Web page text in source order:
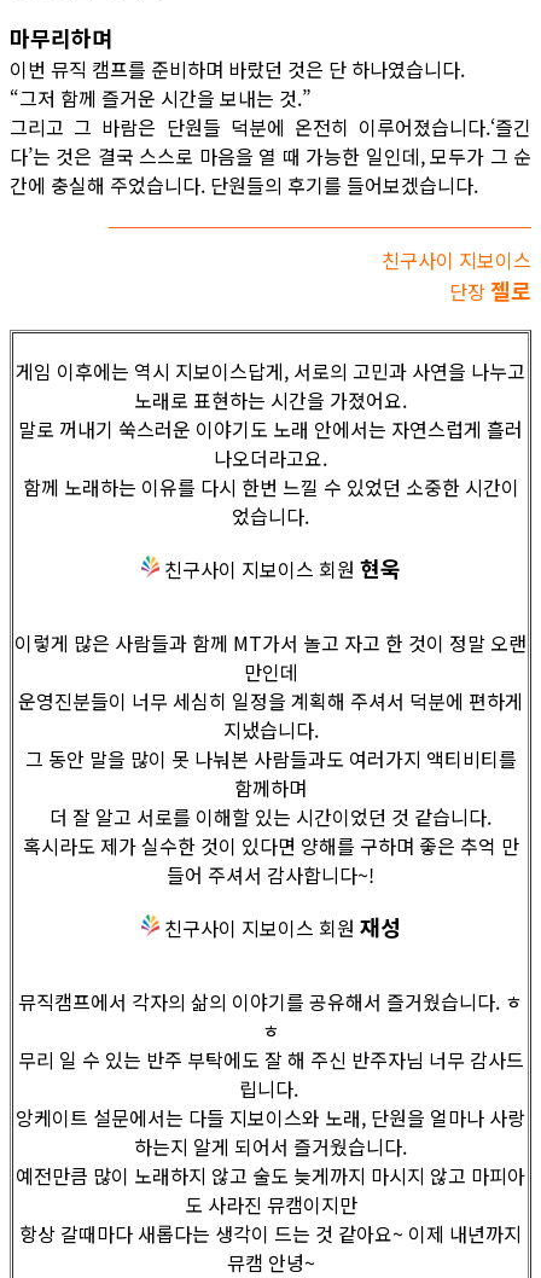
마무리하며
이번 뮤직 캠프를 준비하며 바랐던 것은 단 하나였습니다.
“그저 함께 즐거운 시간을 보내는 것.”
그리고 그 바람은 단원들 덕분에 온전히 이루어졌습니다.‘즐긴
다’는 것은 결국 스스로 마음을 열 때 가능한 일인데, 모두가 그 순
간에 충실해 주었습니다. 단원들의 후기를 들어보겠습니다.
친구사이 지보이스
단장 젤로
게임 이후에는 역시 지보이스답게, 서로의 고민과 사연을 나누고
노래로 표현하는 시간을 가졌어요.
말로 꺼내기 쑥스러운 이야기도 노래 안에서는 자연스럽게 흘러
나오더라고요.
함께 노래하는 이유를 다시 한번 느낄 수 있었던 소중한 시간이
었습니다.
친구사이 지보이스 회원 현욱
이렇게 많은 사람들과 함께 MT가서 놀고 자고 한 것이 정말 오랜
만인데
운영진분들이 너무 세심히 일정을 계획해 주셔서 덕분에 편하게
지냈습니다.
그 동안 말을 많이 못 나눠본 사람들과도 여러가지 액티비티를
함께하며
더 잘 알고 서로를 이해할 있는 시간이었던 것 같습니다.
혹시라도 제가 실수한 것이 있다면 양해를 구하며 좋은 추억 만
들어 주셔서 감사합니다~!
친구사이 지보이스 회원 재성
뮤직캠프에서 각자의 삶의 이야기를 공유해서 즐거웠습니다. ㅎ
ㅎ
무리 일 수 있는 반주 부탁에도 잘 해 주신 반주자님 너무 감사드
립니다.
앙케이트 설문에서는 다들 지보이스와 노래, 단원을 얼마나 사랑
하는지 알게 되어서 즐거웠습니다.
예전만큼 많이 노래하지 않고 술도 늦게까지 마시지 않고 마피아
도 사라진 뮤캠이지만
항상 갈때마다 새롭다는 생각이 드는 것 같아요~ 이제 내년까지
뮤캠 안녕~